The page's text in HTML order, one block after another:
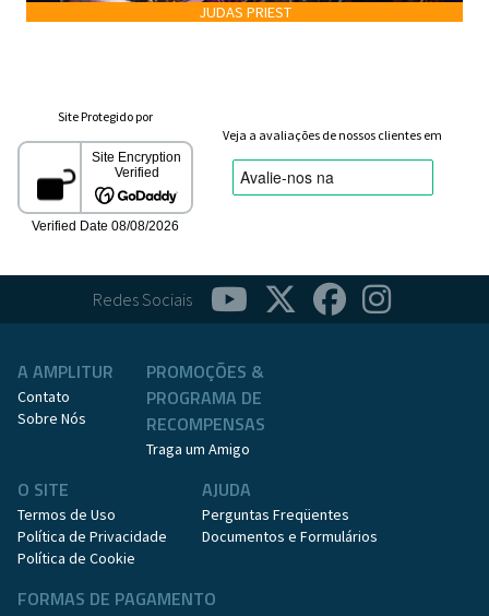
JUDAS PRIEST
Site Protegido por
Veja a avaliações de nossos clientes em
Redes Sociais
A AMPLITUR
Contato
Sobre Nós
PROMOÇÕES &
PROGRAMA DE
RECOMPENSAS
Traga um Amigo
O SITE
Termos de Uso
Política de Privacidade
Política de Cookie
AJUDA
Perguntas Freqüentes
Documentos e Formulários
FORMAS DE PAGAMENTO